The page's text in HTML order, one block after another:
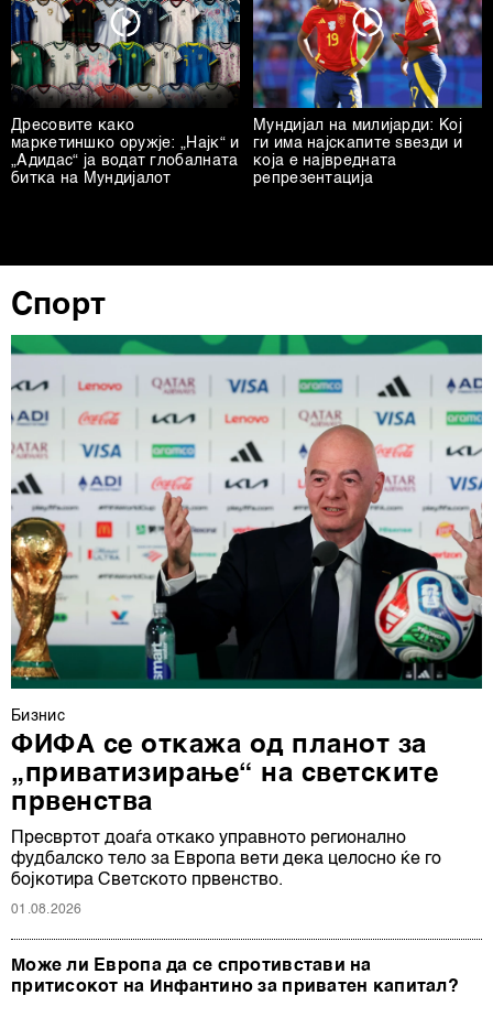
Дресовите како
маркетиншко оружје: „Најк“ и
„Адидас“ ја водат глобалната
битка на Мундијалот
Мундијал на милијарди: Кој
ги има најскапите ѕвезди и
која е највредната
репрезентација
Спорт
Бизнис
ФИФА се откажа од планот за
„приватизирање“ на светските
првенства
Пресвртот доаѓа откако управното регионално
фудбалско тело за Европа вети дека целосно ќе го
бојкотира Светското првенство.
01.08.2026
Може ли Европа да се спротивстави на
притисокот на Инфантино за приватен капитал?